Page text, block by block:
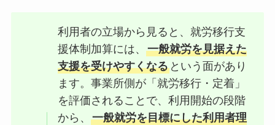
利用者の立場から見ると、就労移行支
援体制加算には、一般就労を見据えた
支援を受けやすくなる という面があり
ます。事業所側が「就労移行・定着」
を評価されることで、利用開始の段階
から、一般就労を目標にした利用者理